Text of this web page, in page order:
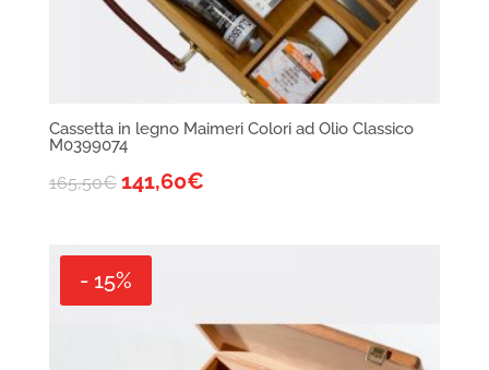
Cassetta in legno Maimeri Colori ad Olio Classico
M0399074
165,50€ 141,60€
- 15%